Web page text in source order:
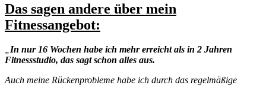
Das sagen andere über mein
Fitnessangebot:
„In nur 16 Wochen habe ich mehr erreicht als in 2 Jahren
Fitnessstudio, das sagt schon alles aus.
Auch meine Rückenprobleme habe ich durch das regelmäßige